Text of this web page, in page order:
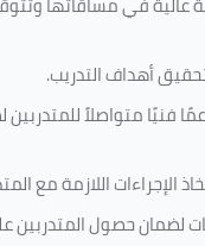
أهداف التدريب.
متواصلاً للمتدربين
اللازمة مع
لضمان حصول المتدربين